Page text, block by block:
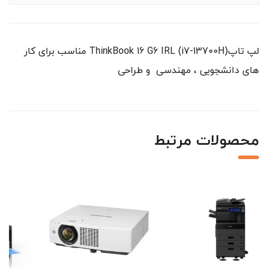
لپ تاپ(ThinkBook 16 G6 IRL (i7-13700H مناسب برای کار
های دانشجویی ، مهندسی و طراحی
محصولات مرتبط